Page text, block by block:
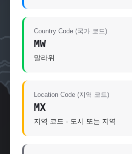
Country Code (국가 코드)
MW
말라위
Location Code (지역 코드)
MX
지역 코드 - 도시 또는 지역